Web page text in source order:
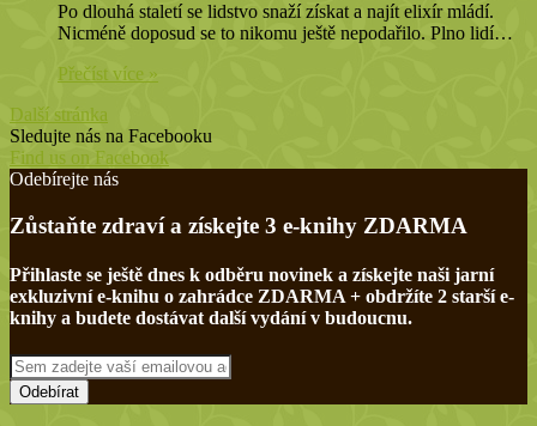
Po dlouhá staletí se lidstvo snaží získat a najít elixír mládí.
Nicméně doposud se to nikomu ještě nepodařilo. Plno lidí…
Přečíst více »
Další stránka
Sledujte nás na Facebooku
Find us on Facebook
Odebírejte nás
Zůstaňte zdraví a získejte 3 e-knihy ZDARMA
Přihlaste se ještě dnes k odběru novinek a získejte naši jarní
exkluzivní e-knihu o zahrádce ZDARMA + obdržíte 2 starší e-
knihy a budete dostávat další vydání v budoucnu.
Sem
zadejte
vaší